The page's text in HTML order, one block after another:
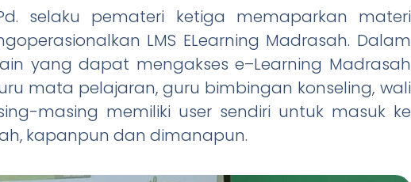
selaku pemateri ketiga memaparkan materi
LMS ELearning Madrasah. Dalam
yang dapat mengakses e–Learning Madrasah
mata pelajaran, guru bimbingan konseling, wali
masing memiliki user sendiri untuk masuk ke
kapanpun dan dimanapun.